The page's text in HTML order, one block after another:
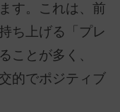
す。これは、前
ち上げる「プレ
ことが多く、
的でポジティブ